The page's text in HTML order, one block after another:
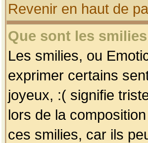
Revenir en haut de
Que sont les
Les smilies, ou
exprimer certains
joyeux, :( signifie
lors de la
ces smilies, car ils